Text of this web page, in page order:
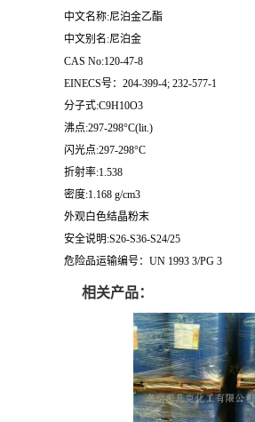
中文名称:尼泊金乙酯
中文别名:尼泊金
CAS No:120-47-8
EINECS号：204-399-4; 232-577-1
分子式:C9H10O3
沸点:297-298°C(lit.)
闪光点:297-298°C
折射率:1.538
密度:1.168 g/cm3
外观白色结晶粉末
安全说明:S26-S36-S24/25
危险品运输编号：UN 1993 3/PG 3
相关产品：